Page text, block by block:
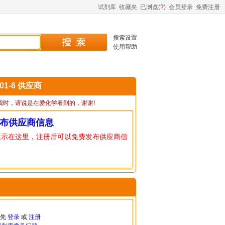
试剂库 收藏夹 已浏览(?) 会员登录 免费注册
搜索设置
使用帮助
6 供应商
时，请说是在爱化学看到的，谢谢!
供应商信息
在这里，注册后可以免费发布供应商信
登录或 注册